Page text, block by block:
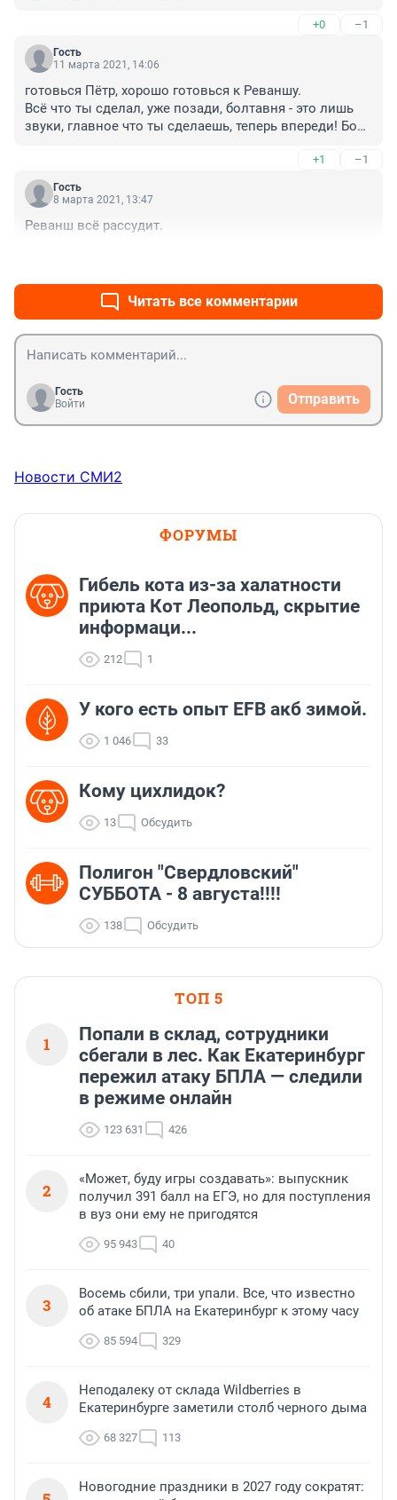
+0 –1
Гость
11 марта 2021, 14:06
готовься Пётр, хорошо готовься к Реваншу.
Всё что ты сделал, уже позади, болтавня - это лишь
звуки, главное что ты сделаешь, теперь впереди! Бой
Удачи Брат!
+1 –1
Гость
8 марта 2021, 13:47
Реванш всё рассудит.
Читать все комментарии
Гость
Войти
Отправить
Новости СМИ2
ФОРУМЫ
Гибель кота из-за халатности
приюта Кот Леопольд, скрытиe
информаци...
212 1
У кого есть опыт EFB акб зимой.
1 046 33
Кому цихлидок?
13 Обсудить
Полигон "Свердловский"
СУББОТА - 8 августа!!!!
138 Обсудить
ТОП 5
1
Попали в склад, сотрудники
сбегали в лес. Как Екатеринбург
пережил атаку БПЛА — следили
в режиме онлайн
123 631 426
2
«Может, буду игры создавать»: выпускник
получил 391 балл на ЕГЭ, но для поступления
в вуз они ему не пригодятся
95 943 40
3
Восемь сбили, три упали. Все, что известно
об атаке БПЛА на Екатеринбург к этому часу
85 594 329
4
Неподалеку от склада Wildberries в
Екатеринбурге заметили столб черного дыма
68 327 113
Новогодние праздники в 2027 году сократят: